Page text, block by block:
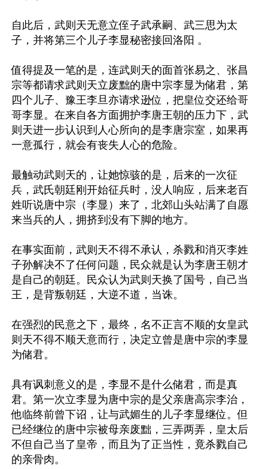
自此后，武则天无意立侄子武承嗣、武三思为太
子，并将第三个儿子李显秘密接回洛阳 。
值得提及一笔的是，连武则天的面首张易之、张昌
宗等都请求武则天立废黜的唐中宗李显为储君，第
四个儿子、豫王李旦亦请求逊位，把皇位交还给哥
哥李显。在来自各方面拥护李唐王朝的压力下，武
则天进一步认识到人心所向的是李唐宗室，如果再
一意孤行，就会有丧失人心的危险。
最触动武则天的，让她惊骇的是，后来的一次征
兵，武氏朝廷刚开始征兵时，没人响应，后来老百
姓听说唐中宗（李显）来了，北郊山头站满了自愿
来当兵的人，拥挤到没有下脚的地方。
在事实面前，武则天不得不承认，杀戮和消灭李姓
子孙解决不了任何问题，民众就是认为李唐王朝才
是自己的朝廷。民众认为武则天换了国号，自己当
王，是背叛朝廷，大逆不道，当诛。
在强烈的民意之下，最终，名不正言不顺的女皇武
则天不得不顺天意而行，决定立曾是唐中宗的李显
为储君。
具有讽刺意义的是，李显不是什么储君，而是真
君。第一次立李显为唐中宗的是父亲唐高宗李治，
他临终前曾下诏，让与武媚生的儿子李显继位。但
已经继位的唐中宗被母亲废黜，三弄两弄，皇太后
不但自己当了皇帝，而且为了正当性，竟杀戮自己
的亲骨肉。